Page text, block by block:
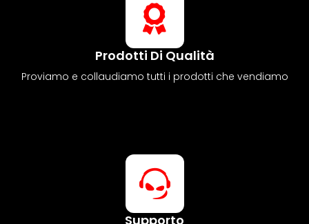
Prodotti Di Qualità
Proviamo e collaudiamo tutti i prodotti che vendiamo
Supporto